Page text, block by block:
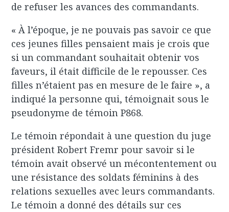
de refuser les avances des commandants.
« À l’époque, je ne pouvais pas savoir ce que
ces jeunes filles pensaient mais je crois que
si un commandant souhaitait obtenir vos
faveurs, il était difficile de le repousser. Ces
filles n’étaient pas en mesure de le faire », a
indiqué la personne qui, témoignait sous le
pseudonyme de témoin P868.
Le témoin répondait à une question du juge
président Robert Fremr pour savoir si le
témoin avait observé un mécontentement ou
une résistance des soldats féminins à des
relations sexuelles avec leurs commandants.
Le témoin a donné des détails sur ces